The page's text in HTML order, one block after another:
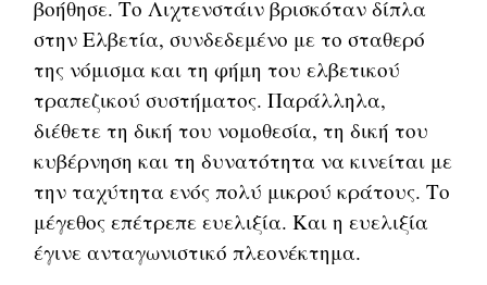
βοήθησε. Το Λιχτενστάιν βρισκόταν δίπλα
στην Ελβετία, συνδεδεμένο με το σταθερό
της νόμισμα και τη φήμη του ελβετικού
τραπεζικού συστήματος. Παράλληλα,
διέθετε τη δική του νομοθεσία, τη δική του
κυβέρνηση και τη δυνατότητα να κινείται με
την ταχύτητα ενός πολύ μικρού κράτους. Το
μέγεθος επέτρεπε ευελιξία. Και η ευελιξία
έγινε ανταγωνιστικό πλεονέκτημα.